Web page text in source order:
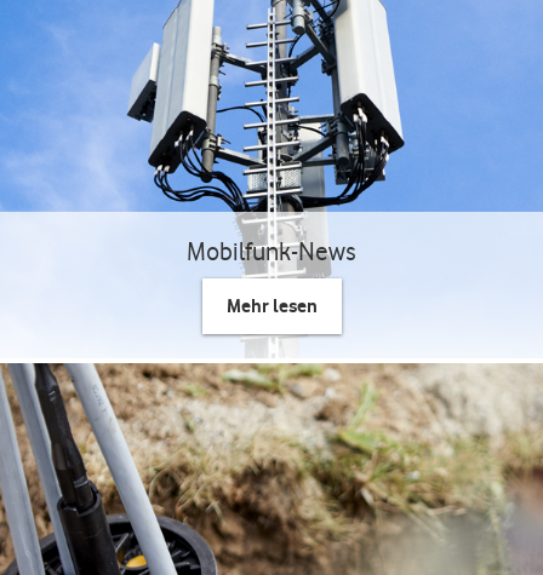
Mobilfunk-News
Mehr lesen